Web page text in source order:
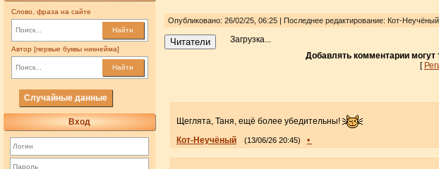
Слово, фраза на сайте
Найти
Автор [первые буквы никнейма]
Найти
Случайные данные
Вход
Опубликовано: 26/02/25, 06:25 | Последнее редактирование: Кот-
Читатели
Загрузка...
Добавлять комментарии могут
[
Щеглята, Таня, ещё более убедительны!
Кот-Неучёный
(13/06/26 20:45) •